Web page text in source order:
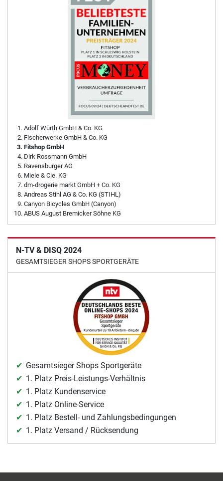
Adolf Würth GmbH & Co. KG
Fischerwerke GmbH & Co. KG
Fitshop GmbH
Dirk Rossmann GmbH
Ravensburger AG
Miele & Cie. KG
dm-drogerie markt GmbH + Co. KG
Andreas Stihl AG & Co. KG (STIHL)
Canyon Bicycles GmbH (Canyon)
ABUS August Bremicker Söhne KG
N-TV & DISQ 2024
GESAMTSIEGER SHOPS SPORTGERÄTE
Gesamtsieger Shops Sportgeräte
1. Platz Preis-Leistungs-Verhältnis
1. Platz Kundenservice
1. Platz Online-Service
1. Platz Bestell- und Zahlungsbedingungen
1. Platz Versand / Rücksendung